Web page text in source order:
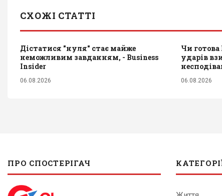
СХОЖІ СТАТТІ
Дістатися "нуля" стає майже
неможливим завданням, - Business
Insider
06.08.2026
Чи готова
ударів
06.08.2026
ПРО СПОСТЕРІГАЧ